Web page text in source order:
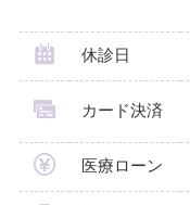
休診日
カード決済
医療ローン